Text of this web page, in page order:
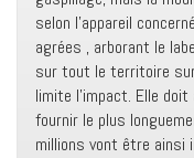
selon l’appareil
agrées , arborant le
sur tout le territoire
limite l’impact. Elle
fournir le plus
millions vont être ainsi